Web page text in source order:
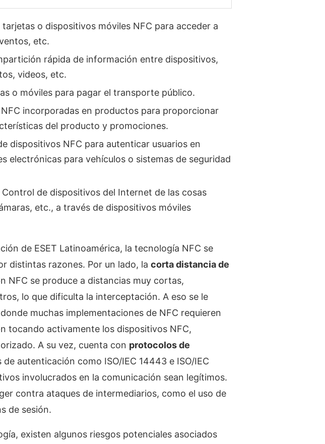
o dispositivos móviles NFC para acceder a
etc.
rápida de información entre dispositivos,
videos, etc.
o móviles para pagar el transporte público.
incorporadas en productos para proporcionar
del producto y promociones.
dispositivos NFC para autenticar usuarios en
electrónicas para vehículos o sistemas de seguridad
Control de dispositivos del Internet de las cosas
etc., a través de dispositivos móviles
de ESET Latinoamérica, la tecnología NFC se
distintas razones. Por un lado, la corta distancia de
NFC se produce a distancias muy cortas,
lo que dificulta la interceptación. A eso se le
muchas implementaciones de NFC requieren
tocando activamente los dispositivos NFC,
A su vez, cuenta con protocolos de
autenticación como ISO/IEC 14443 e ISO/IEC
involucrados en la comunicación sean legítimos.
contra ataques de intermediarios, como el uso de
de sesión.
existen algunos riesgos potenciales asociados